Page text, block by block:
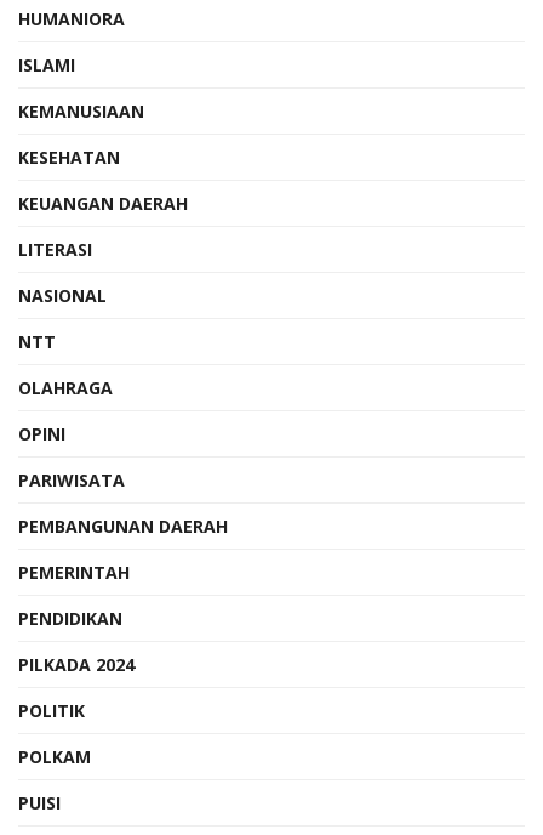
HUMANIORA
ISLAMI
KEMANUSIAAN
KESEHATAN
KEUANGAN DAERAH
LITERASI
NASIONAL
NTT
OLAHRAGA
OPINI
PARIWISATA
PEMBANGUNAN DAERAH
PEMERINTAH
PENDIDIKAN
PILKADA 2024
POLITIK
POLKAM
PUISI